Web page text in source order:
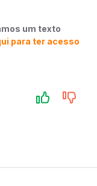
um texto
para ter acesso